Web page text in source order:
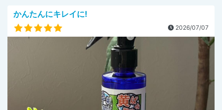
かんたんにキレイに!
2026/07/07